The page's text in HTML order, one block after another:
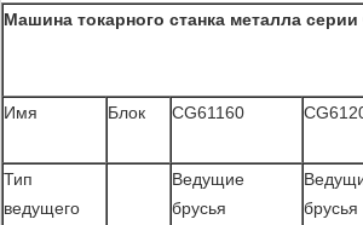
Машина токарного станка металла
Имя Блок CG61160
Тип
ведущего
Ведущие
брусья
брусья